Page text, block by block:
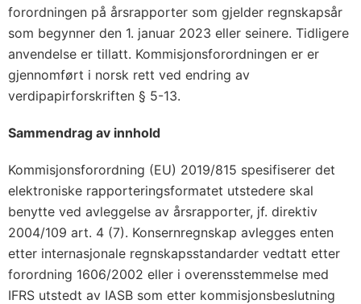
forordningen på årsrapporter som gjelder regnskapsår
som begynner den 1. januar 2023 eller seinere. Tidligere
anvendelse er tillatt. Kommisjonsforordningen er er
gjennomført i norsk rett ved endring av
verdipapirforskriften § 5-13.
Sammendrag av innhold
Kommisjonsforordning (EU) 2019/815 spesifiserer det
elektroniske rapporteringsformatet utstedere skal
benytte ved avleggelse av årsrapporter, jf. direktiv
2004/109 art. 4 (7). Konsernregnskap avlegges enten
etter internasjonale regnskapsstandarder vedtatt etter
forordning 1606/2002 eller i overensstemmelse med
IFRS utstedt av IASB som etter kommisjonsbeslutning